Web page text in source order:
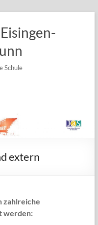
Schule
extern
zahlreiche
werden: